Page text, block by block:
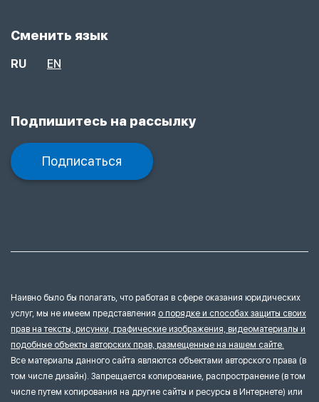
Сменить язык
RU EN
Подпишитесь на рассылку
Подписаться
Наивно было бы полагать, что работая в сфере оказания юридических
услуг, мы не имеем представления о порядке и способах защиты своих
прав на тексты, рисунки, графические изображения, видеоматериалы и
подобные объекты авторских прав, размещенные на нашем сайте.
Все материалы данного сайта являются объектами авторского права (в
том числе дизайн). Запрещается копирование, распространение (в том
числе путем копирования на другие сайты и ресурсы в Интернете) или